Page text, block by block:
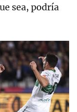
sea, podría